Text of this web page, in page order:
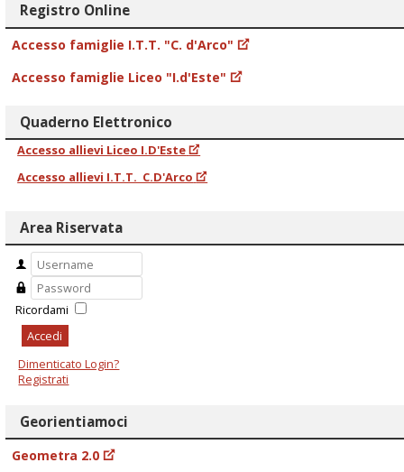
Registro Online
Accesso famiglie I.T.T. "C. d'Arco"
Accesso famiglie Liceo "I.d'Este"
Quaderno Elettronico
Accesso allievi Liceo I.D'Este
Accesso allievi I.T.T. C.D'Arco
Area Riservata
Ricordami
Accedi
Dimenticato Login?
Registrati
Georientiamoci
Geometra 2.0